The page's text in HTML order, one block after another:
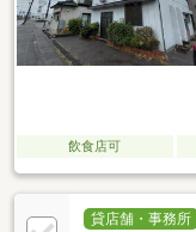
飲食店可
貸店舗・事務所